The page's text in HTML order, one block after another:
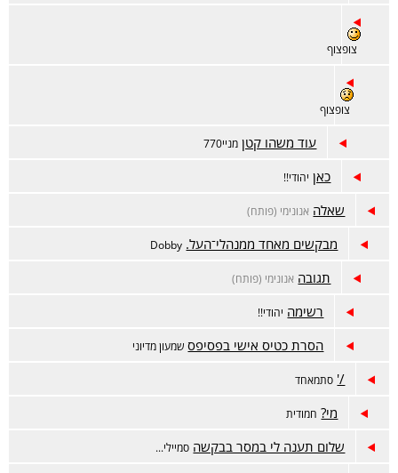
צופצוף
צופצוף
עוד משהו קטן מניי770
כאן יהודי!!
שאלה אנונימי (פותח)
מבקשים מאחד ממנהלי־העל. Dobby
תגובה אנונימי (פותח)
רשימה יהודי!!
הסרת כטיס אישי בפסיפס שמעון מדיוני
/' סתמאחד
מי? חמודית
שלום תענה לי במסר בבקשה סמיילי...